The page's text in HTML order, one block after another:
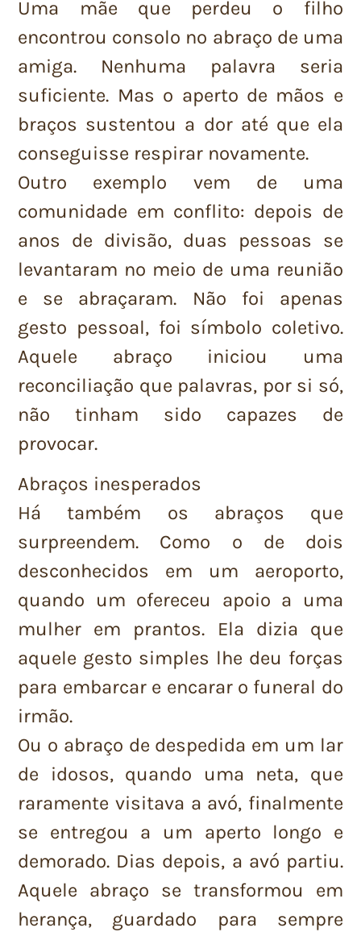
Uma mãe que perdeu o filho
encontrou consolo no abraço de uma
amiga. Nenhuma palavra seria
suficiente. Mas o aperto de mãos e
braços sustentou a dor até que ela
conseguisse respirar novamente.
Outro exemplo vem de uma
comunidade em conflito: depois de
anos de divisão, duas pessoas se
levantaram no meio de uma reunião
e se abraçaram. Não foi apenas
gesto pessoal, foi símbolo coletivo.
Aquele abraço iniciou uma
reconciliação que palavras, por si só,
não tinham sido capazes de
provocar.
Abraços inesperados
Há também os abraços que
surpreendem. Como o de dois
desconhecidos em um aeroporto,
quando um ofereceu apoio a uma
mulher em prantos. Ela dizia que
aquele gesto simples lhe deu forças
para embarcar e encarar o funeral do
irmão.
Ou o abraço de despedida em um lar
de idosos, quando uma neta, que
raramente visitava a avó, finalmente
se entregou a um aperto longo e
demorado. Dias depois, a avó partiu.
Aquele abraço se transformou em
herança, guardado para sempre